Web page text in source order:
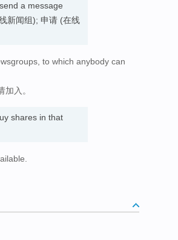
a message
新闻组); 申请 (在线
to which anybody can
入。
shares in that